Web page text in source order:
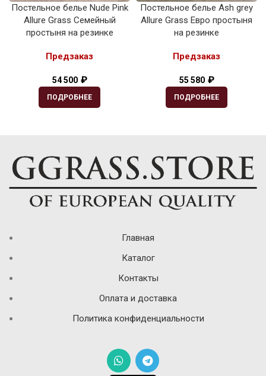
Постельное белье Nude Pink
Allure Grass Семейный
простыня на резинке
Предзаказ
54 500 ₽
ПОДРОБНЕЕ
Постельное белье Ash grey
Allure Grass Евро простыня
на резинке
Предзаказ
55 580 ₽
ПОДРОБНЕЕ
Главная
Каталог
Контакты
Оплата и доставка
Политика конфиденциальности